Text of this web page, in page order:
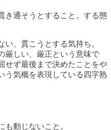
き通そうとすること。する態
い、貫こうとする気持ち。
厳しい、厳正という意味で
せず最後まで決めたことをや
う気概を表現している四字熟
も動じないこと。